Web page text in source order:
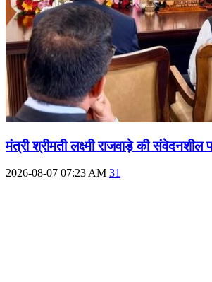
मंत्री श्रीमती लक्ष्मी राजवाड़े की संवेदनशील
2026-08-07 07:23 AM 31